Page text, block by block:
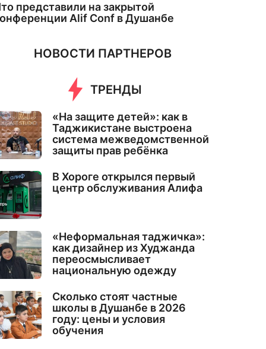
представили на закрытой
Alif Conf в Душанбе
НОВОСТИ ПАРТНЕРОВ
ТРЕНДЫ
«На защите детей»: как в
Таджикистане выстроена
система межведомственной
защиты прав ребёнка
В Хороге открылся первый
центр обслуживания Алифа
«Неформальная таджичка»:
как дизайнер из Худжанда
переосмысливает
национальную одежду
Сколько стоят частные
школы в Душанбе в 2026
году: цены и условия
обучения